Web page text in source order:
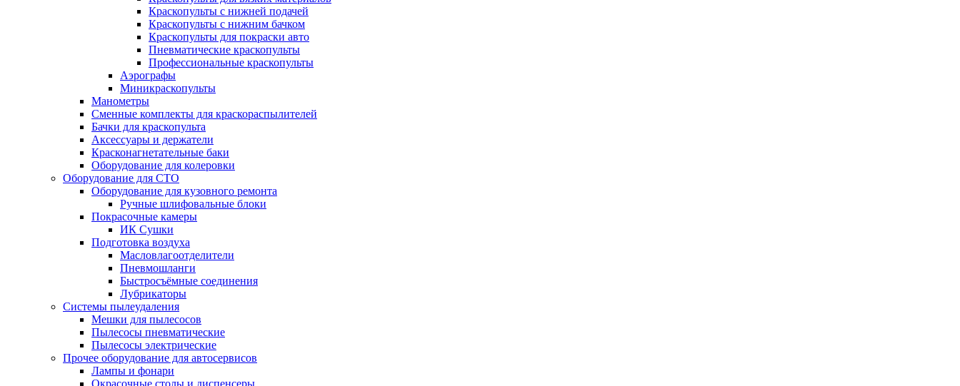
Краскопульты с нижней подачей
Краскопульты с нижним бачком
Краскопульты для покраски авто
Пневматические краскопульты
Профессиональные краскопульты
Аэрографы
Миникраскопульты
Манометры
Сменные комплекты для краскораспылителей
Бачки для краскопульта
Аксессуары и держатели
Красконагнетательные баки
Оборудование для колеровки
Оборудование для СТО
Оборудование для кузовного ремонта
Ручные шлифовальные блоки
Покрасочные камеры
ИК Сушки
Подготовка воздуха
Масловлагоотделители
Пневмошланги
Быстросъёмные соединения
Лубрикаторы
Системы пылеудаления
Мешки для пылесосов
Пылесосы пневматические
Пылесосы электрические
Прочее оборудование для автосервисов
Лампы и фонари
Окрасочные столы и диспенсеры